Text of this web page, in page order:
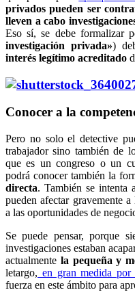
privados pueden ser
lleven a cabo
Eso sí, se debe formalizar
investigación privada»)
interés legítimo acreditado
Conocer a la
Pero no solo el detective
trabajador sino también de
que es un congreso o un
podrá conocer también la
directa. También se intenta
pueden afectar gravemente
a las oportunidades de
Se puede pensar, porque
investigaciones estaban
actualmente la pequeña y
letargo, en gran medida por
fuerza en este ámbito para